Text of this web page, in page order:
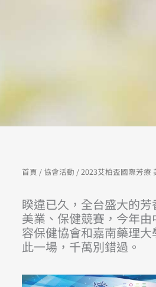
首頁 /協會活動 / 2023艾柏盃國際芳療
睽違已久，全台盛大的芳
美業、保健競賽，今年
容保健協會和嘉南藥理
此一場，千萬別錯過。